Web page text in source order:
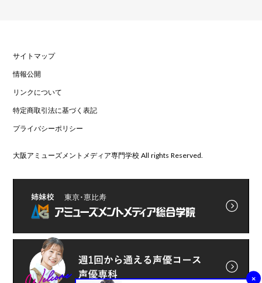
×
サイトマップ
情報公開
リンクについて
特定商取引法に基づく表記
プライバシーポリシー
大阪アミューズメントメディア専門学校 All rights Reserved.